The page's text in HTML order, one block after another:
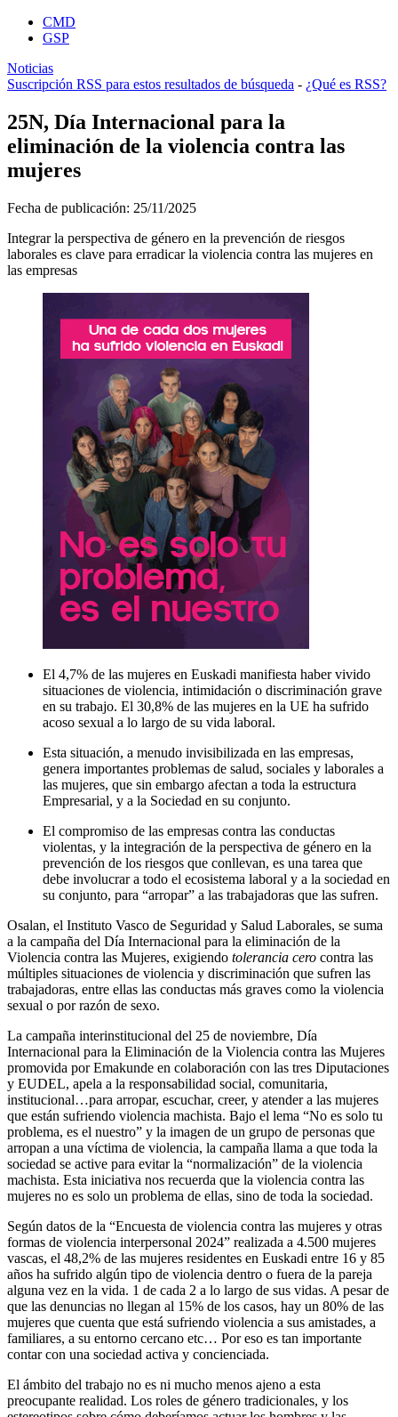
CMD
GSP
Noticias
Suscripción RSS para estos resultados de búsqueda - ¿Qué es RSS?
25N, Día Internacional para la
eliminación de la violencia contra las
mujeres
Fecha de publicación: 25/11/2025
Integrar la perspectiva de género en la prevención de riesgos
laborales es clave para erradicar la violencia contra las mujeres en
las empresas
El 4,7% de las mujeres en Euskadi manifiesta haber vivido
situaciones de violencia, intimidación o discriminación grave
en su trabajo. El 30,8% de las mujeres en la UE ha sufrido
acoso sexual a lo largo de su vida laboral.
Esta situación, a menudo invisibilizada en las empresas,
genera importantes problemas de salud, sociales y laborales a
las mujeres, que sin embargo afectan a toda la estructura
Empresarial, y a la Sociedad en su conjunto.
El compromiso de las empresas contra las conductas
violentas, y la integración de la perspectiva de género en la
prevención de los riesgos que conllevan, es una tarea que
debe involucrar a todo el ecosistema laboral y a la sociedad en
su conjunto, para “arropar” a las trabajadoras que las sufren.
Osalan, el Instituto Vasco de Seguridad y Salud Laborales, se suma
a la campaña del Día Internacional para la eliminación de la
Violencia contra las Mujeres, exigiendo tolerancia cero contra las
múltiples situaciones de violencia y discriminación que sufren las
trabajadoras, entre ellas las conductas más graves como la violencia
sexual o por razón de sexo.
La campaña interinstitucional del 25 de noviembre, Día
Internacional para la Eliminación de la Violencia contra las Mujeres
promovida por Emakunde en colaboración con las tres Diputaciones
y EUDEL, apela a la responsabilidad social, comunitaria,
institucional…para arropar, escuchar, creer, y atender a las mujeres
que están sufriendo violencia machista. Bajo el lema “No es solo tu
problema, es el nuestro” y la imagen de un grupo de personas que
arropan a una víctima de violencia, la campaña llama a que toda la
sociedad se active para evitar la “normalización” de la violencia
machista. Esta iniciativa nos recuerda que la violencia contra las
mujeres no es solo un problema de ellas, sino de toda la sociedad.
Según datos de la “Encuesta de violencia contra las mujeres y otras
formas de violencia interpersonal 2024” realizada a 4.500 mujeres
vascas, el 48,2% de las mujeres residentes en Euskadi entre 16 y 85
años ha sufrido algún tipo de violencia dentro o fuera de la pareja
alguna vez en la vida. 1 de cada 2 a lo largo de sus vidas. A pesar de
que las denuncias no llegan al 15% de los casos, hay un 80% de las
mujeres que cuenta que está sufriendo violencia a sus amistades, a
familiares, a su entorno cercano etc… Por eso es tan importante
contar con una sociedad activa y concienciada.
El ámbito del trabajo no es ni mucho menos ajeno a esta
preocupante realidad. Los roles de género tradicionales, y los